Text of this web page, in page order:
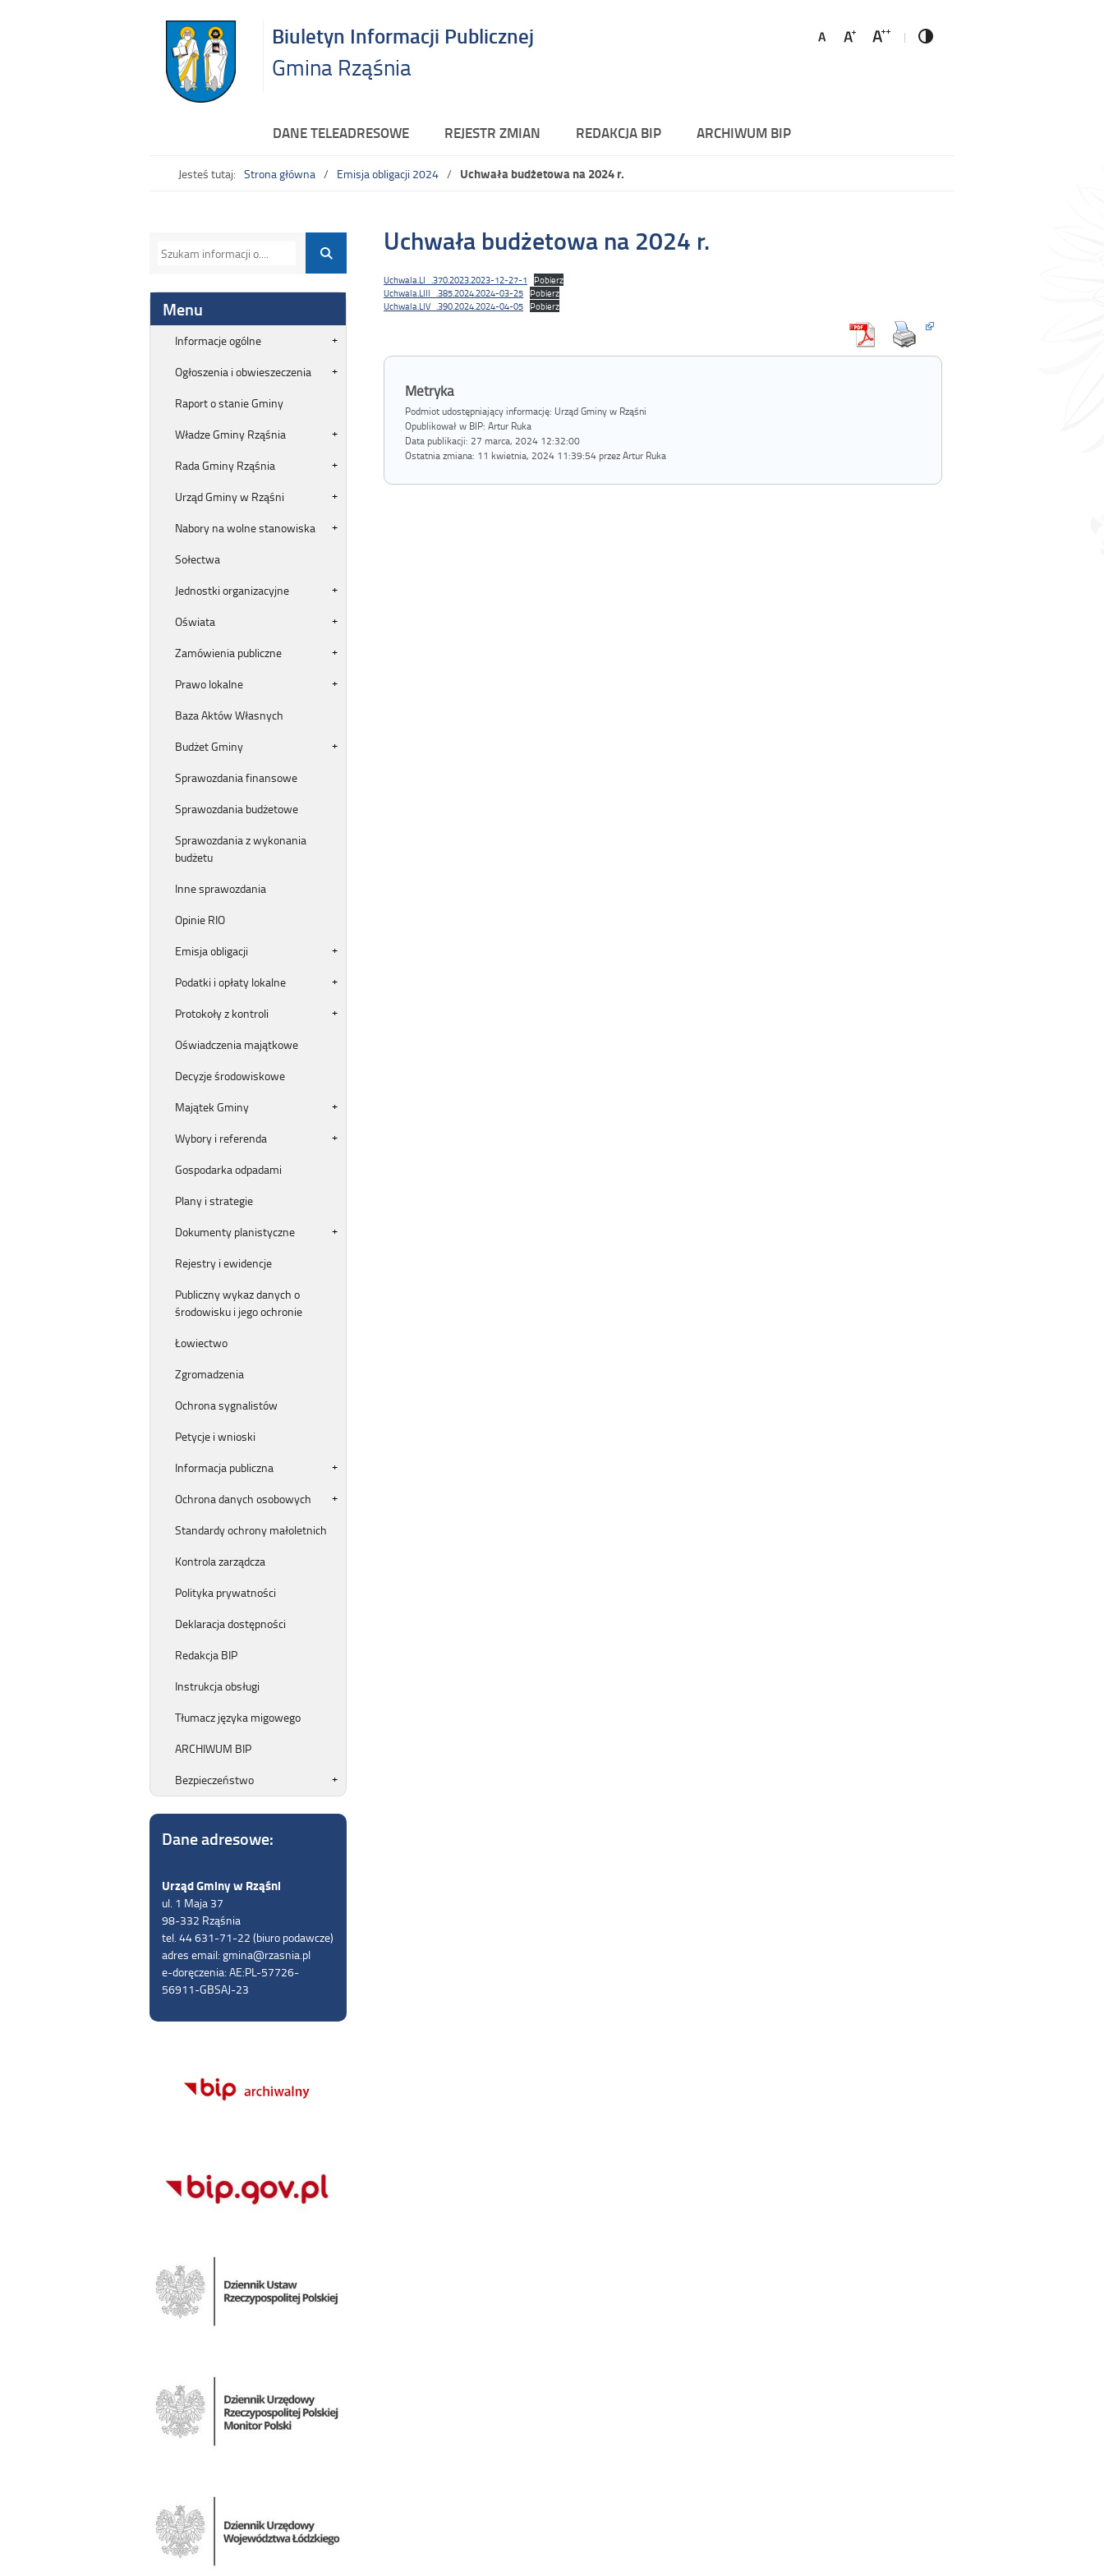
Biuletyn Informacji Publicznej
Gmina Rząśnia
DANE TELEADRESOWE REJESTR ZMIAN REDAKCJA BIP ARCHIWUM BIP
Jesteś tutaj: Strona główna Emisja obligacji 2024 Uchwała budżetowa na 2024 r.
Menu
Informacje ogólne
Ogłoszenia i obwieszeczenia
Raport o stanie Gminy
Władze Gminy Rząśnia
Rada Gminy Rząśnia
Urząd Gminy w Rząśni
Nabory na wolne stanowiska
Sołectwa
Jednostki organizacyjne
Oświata
Zamówienia publiczne
Prawo lokalne
Baza Aktów Własnych
Budżet Gminy
Sprawozdania finansowe
Sprawozdania budżetowe
Sprawozdania z wykonania
budżetu
Inne sprawozdania
Opinie RIO
Emisja obligacji
Podatki i opłaty lokalne
Protokoły z kontroli
Oświadczenia majątkowe
Decyzje środowiskowe
Majątek Gminy
Wybory i referenda
Gospodarka odpadami
Plany i strategie
Dokumenty planistyczne
Rejestry i ewidencje
Publiczny wykaz danych o
środowisku i jego ochronie
Łowiectwo
Zgromadzenia
Ochrona sygnalistów
Petycje i wnioski
Informacja publiczna
Ochrona danych osobowych
Standardy ochrony małoletnich
Kontrola zarządcza
Polityka prywatności
Deklaracja dostępności
Redakcja BIP
Instrukcja obsługi
Tłumacz języka migowego
ARCHIWUM BIP
Bezpieczeństwo
Dane adresowe:
Urząd Gminy w Rząśni
ul. 1 Maja 37
98-332 Rząśnia
tel. 44 631-71-22 (biuro podawcze)
adres email: gmina@rzasnia.pl
e-doręczenia: AE:PL-57726-
56911-GBSAJ-23
Uchwała budżetowa na 2024 r.
Uchwala.LI_.370.2023.2023-12-27-1
Pobierz
Uchwala.LIII_.385.2024.2024-03-25 Pobierz
Uchwala.LIV_.390.2024.2024-04-05 Pobierz
Metryka
Podmiot udostępniający informację: Urząd Gminy w Rząśni
Opublikował w BIP: Artur Ruka
Data publikacji: 27 marca, 2024 12:32:00
Ostatnia zmiana: 11 kwietnia, 2024 11:39:54 przez Artur Ruka